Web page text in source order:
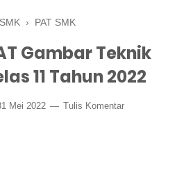
› PAT SMK
Gambar Teknik
11 Tahun 2022
Mei 2022 Tulis Komentar